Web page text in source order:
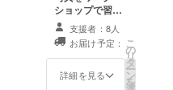
代のアイコ
ンとなる俳
優・アイド
ル・タレン
ショップで習う
ことができま
す。 ☆ワーク
ショップは、年
数回開催予定で
す。希望者には
支援者：8人
お届け予定：
詳細を見る
こ
の
リ
タ
ー
ン
を